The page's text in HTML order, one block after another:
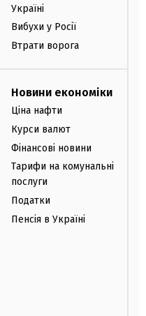
Україні
Вибухи у Росії
Втрати ворога
Новини економіки
Ціна нафти
Курси валют
Фінансові новини
Тарифи на комунальні
послуги
Податки
Пенсія в Україні